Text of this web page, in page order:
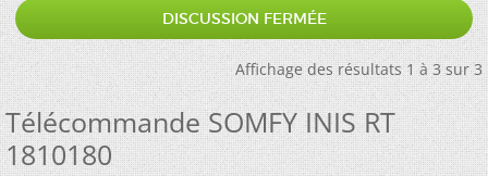
DISCUSSION FERMÉE
Affichage des résultats 1 à 3 sur 3
Télécommande SOMFY INIS RT
1810180